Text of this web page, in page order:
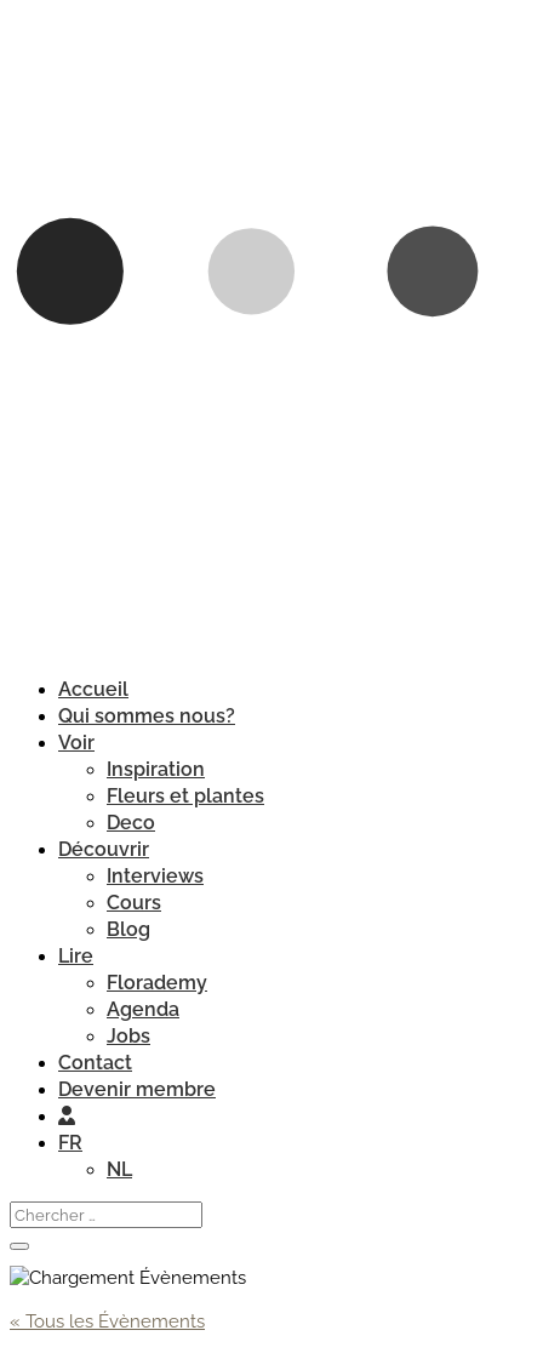
Accueil
Qui sommes nous?
Voir
Inspiration
Fleurs et plantes
Deco
Découvrir
Interviews
Cours
Blog
Lire
Florademy
Agenda
Jobs
Contact
Devenir membre
FR
NL
« Tous les Évènements